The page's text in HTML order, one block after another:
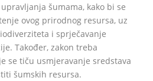
šumama, kako bi se
ovog prirodnog resursa, uz
i sprječavanje
Također, zakon treba
se tiču usmjeravanje sredstava
šumskih resursa.